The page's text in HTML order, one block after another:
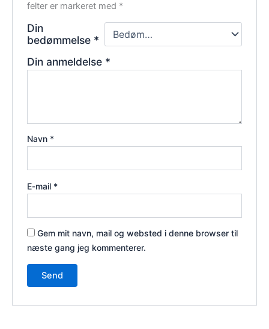
felter er markeret med *
Din
bedømmelse *
Din anmeldelse *
Navn *
E-mail *
Gem mit navn, mail og websted i denne browser til
næste gang jeg kommenterer.